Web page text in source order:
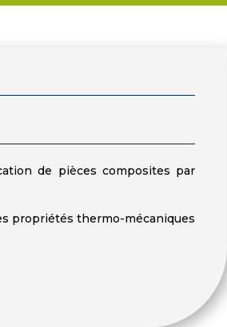
de pièces composites par
propriétés thermo-mécaniques